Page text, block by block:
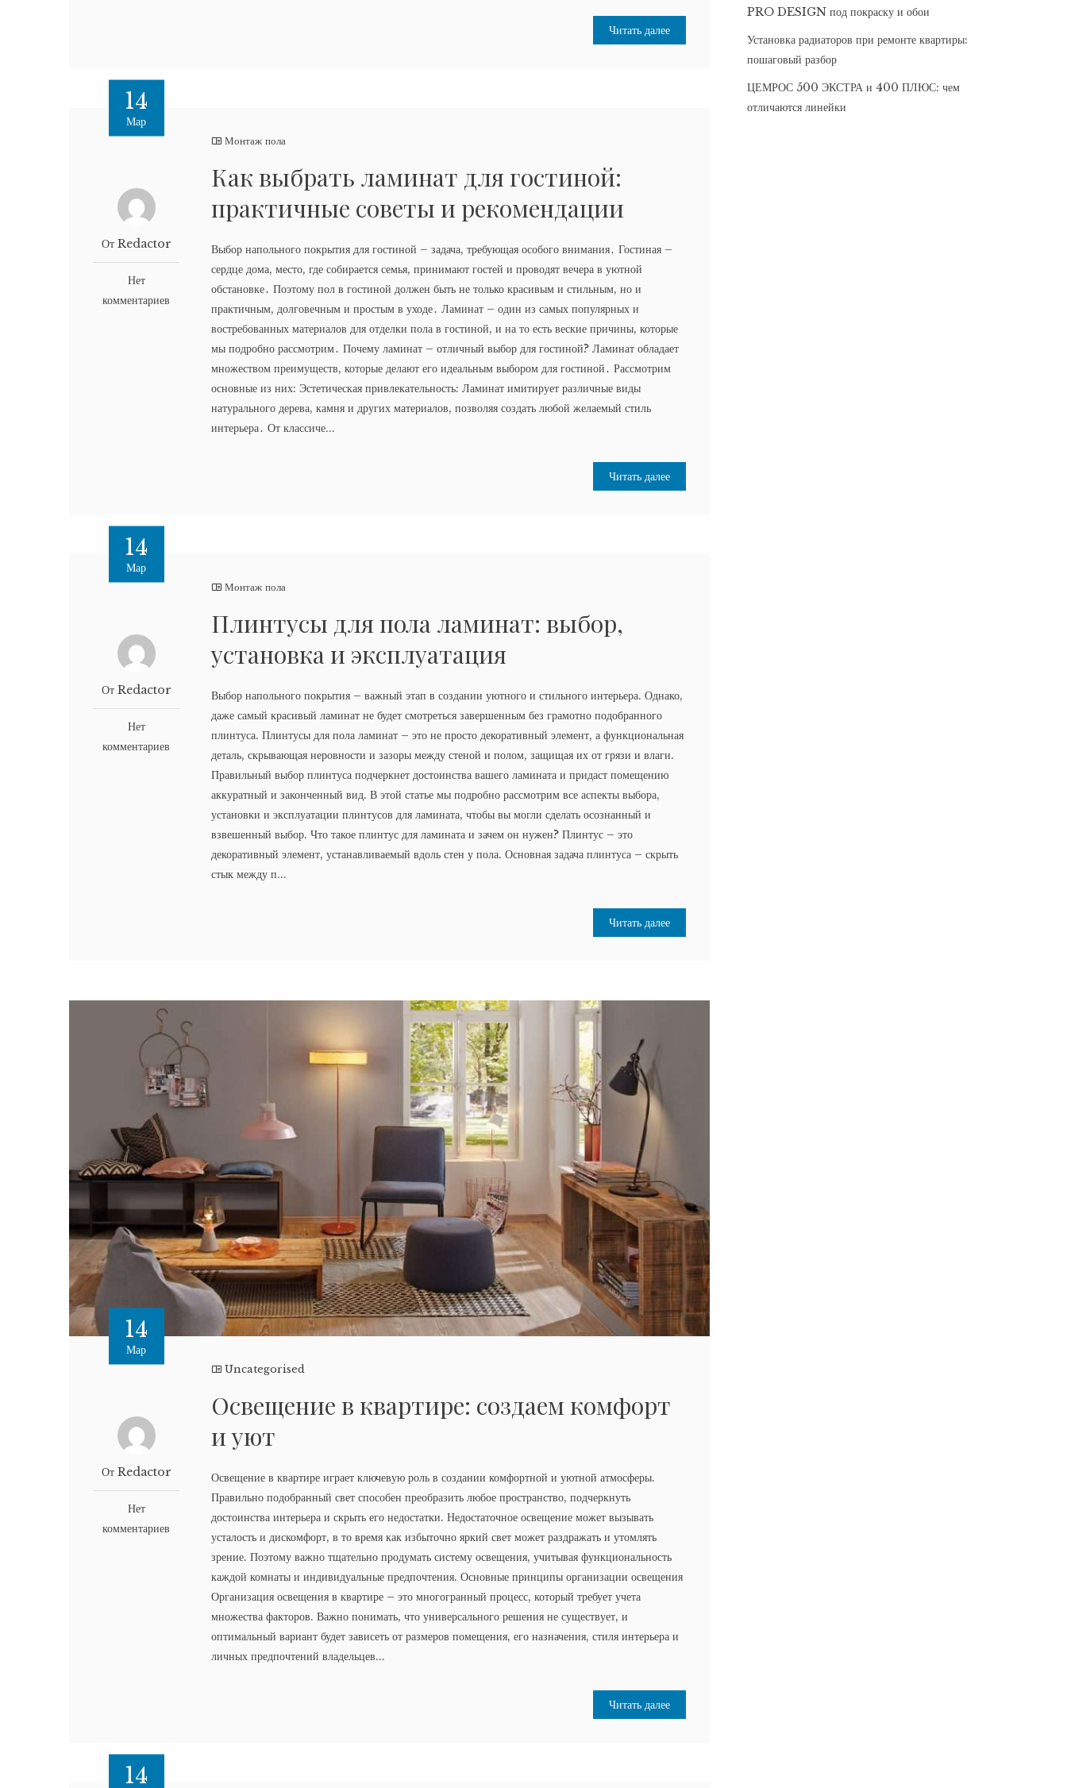
Читать далее
14
Мар
От Redactor
Нет
комментариев
Монтаж пола
Как выбрать ламинат для гостиной:
практичные советы и рекомендации
Выбор напольного покрытия для гостиной – задача, требующая особого внимания․ Гостиная –
сердце дома, место, где собирается семья, принимают гостей и проводят вечера в уютной
обстановке․ Поэтому пол в гостиной должен быть не только красивым и стильным, но и
практичным, долговечным и простым в уходе․ Ламинат – один из самых популярных и
востребованных материалов для отделки пола в гостиной, и на то есть веские причины, которые
мы подробно рассмотрим․ Почему ламинат – отличный выбор для гостиной? Ламинат обладает
множеством преимуществ, которые делают его идеальным выбором для гостиной․ Рассмотрим
основные из них: Эстетическая привлекательность: Ламинат имитирует различные виды
натурального дерева, камня и других материалов, позволяя создать любой желаемый стиль
интерьера․ От классиче...
Читать далее
14
Мар
От Redactor
Нет
комментариев
Монтаж пола
Плинтусы для пола ламинат: выбор,
установка и эксплуатация
Выбор напольного покрытия – важный этап в создании уютного и стильного интерьера. Однако,
даже самый красивый ламинат не будет смотреться завершенным без грамотно подобранного
плинтуса. Плинтусы для пола ламинат – это не просто декоративный элемент, а функциональная
деталь, скрывающая неровности и зазоры между стеной и полом, защищая их от грязи и влаги.
Правильный выбор плинтуса подчеркнет достоинства вашего ламината и придаст помещению
аккуратный и законченный вид. В этой статье мы подробно рассмотрим все аспекты выбора,
установки и эксплуатации плинтусов для ламината, чтобы вы могли сделать осознанный и
взвешенный выбор. Что такое плинтус для ламината и зачем он нужен? Плинтус – это
декоративный элемент, устанавливаемый вдоль стен у пола. Основная задача плинтуса – скрыть
стык между п...
Читать далее
14
Мар
От Redactor
Нет
комментариев
Uncategorised
Освещение в квартире: создаем комфорт
и уют
Освещение в квартире играет ключевую роль в создании комфортной и уютной атмосферы.
Правильно подобранный свет способен преобразить любое пространство, подчеркнуть
достоинства интерьера и скрыть его недостатки. Недостаточное освещение может вызывать
усталость и дискомфорт, в то время как избыточно яркий свет может раздражать и утомлять
зрение. Поэтому важно тщательно продумать систему освещения, учитывая функциональность
каждой комнаты и индивидуальные предпочтения. Основные принципы организации освещения
Организация освещения в квартире – это многогранный процесс, который требует учета
множества факторов. Важно понимать, что универсального решения не существует, и
оптимальный вариант будет зависеть от размеров помещения, его назначения, стиля интерьера и
личных предпочтений владельцев...
Читать далее
14
PRO DESIGN под покраску и обои
Установка радиаторов при ремонте квартиры:
пошаговый разбор
ЦЕМРОС 500 ЭКСТРА и 400 ПЛЮС: чем
отличаются линейки